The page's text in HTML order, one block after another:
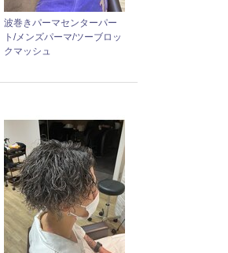
波巻きパーマセンターパー
ト/メンズパーマ/ツーブロッ
クマッシュ